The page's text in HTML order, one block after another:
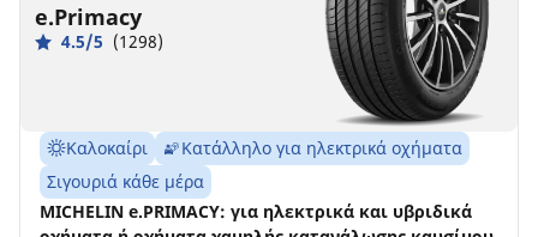
e.Primacy
4.5/5 (1298)
Καλοκαίρι
Κατάλληλο για ηλεκτρικά οχήματα
Σιγουριά κάθε μέρα
MICHELIN e.PRIMACY: για ηλεκτρικά και υβριδικά